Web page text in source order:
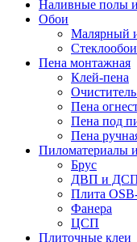
Наливные полы
Обои
Малярный
Пена монтажная
Клей-пена
Пена
Пена под
Пена
Пиломатериалы
Брус
ДВП и
Плита
Фанера
ЦСП
Плиточные клеи